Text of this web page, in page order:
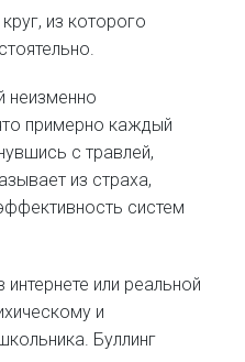
из которого
неизменно
примерно каждый
с травлей,
из страха,
систем
или реальной
и
Буллинг